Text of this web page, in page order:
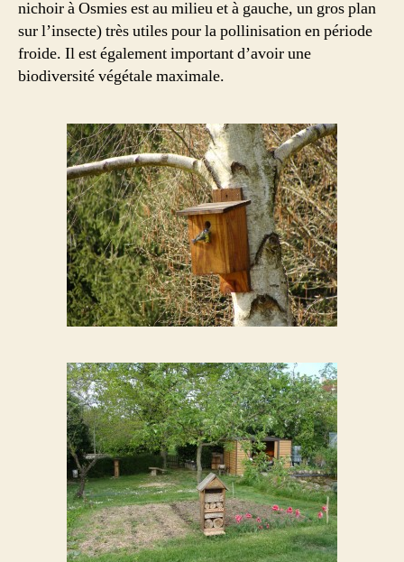
nichoir à Osmies est au milieu et à gauche, un gros plan
sur l’insecte) très utiles pour la pollinisation en période
froide. Il est également important d’avoir une
biodiversité végétale maximale.